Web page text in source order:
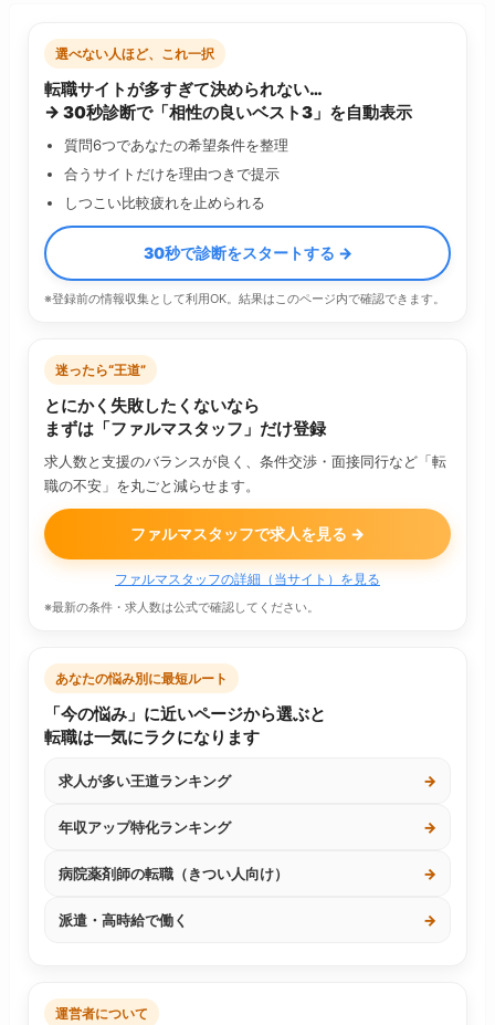
選べない人ほど、これ一択
転職サイトが多すぎて決められない…
→ 30秒診断で「相性の良いベスト3」を自動表示
質問6つであなたの希望条件を整理
合うサイトだけを理由つきで提示
しつこい比較疲れを止められる
30秒で診断をスタートする →
※登録前の情報収集として利用OK。結果はこのページ内で確認できます。
迷ったら“王道”
とにかく失敗したくないなら
まずは「ファルマスタッフ」だけ登録
求人数と支援のバランスが良く、条件交渉・面接同行など「転
職の不安」を丸ごと減らせます。
ファルマスタッフで求人を見る →
ファルマスタッフの詳細（当サイト）を見る
※最新の条件・求人数は公式で確認してください。
あなたの悩み別に最短ルート
「今の悩み」に近いページから選ぶと
転職は一気にラクになります
求人が多い王道ランキング →
年収アップ特化ランキング →
病院薬剤師の転職（きつい人向け） →
派遣・高時給で働く →
運営者について